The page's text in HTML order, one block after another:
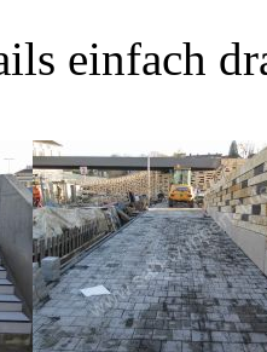
einfach